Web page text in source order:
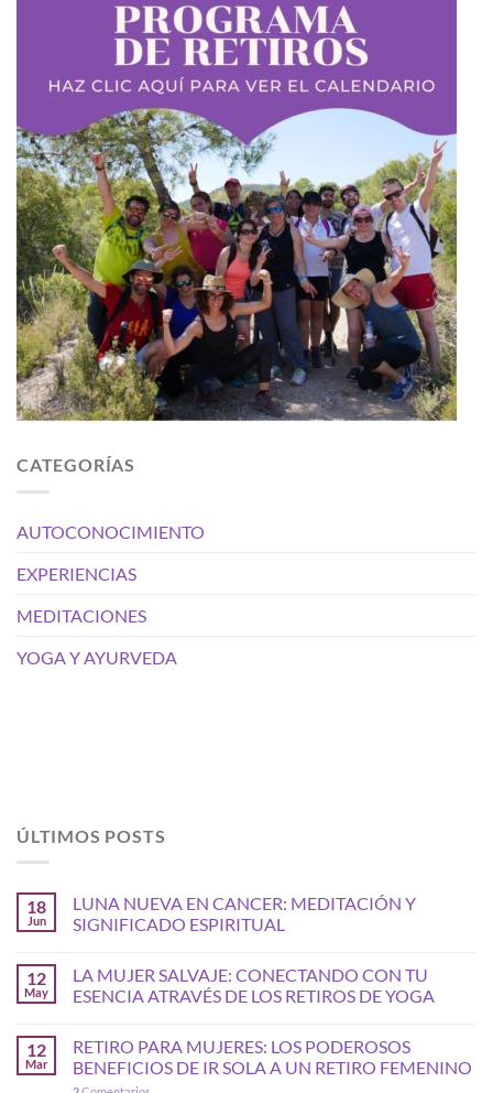
CATEGORÍAS
AUTOCONOCIMIENTO
EXPERIENCIAS
MEDITACIONES
YOGA Y AYURVEDA
ÚLTIMOS POSTS
18
Jun
LUNA NUEVA EN CANCER: MEDITACIÓN Y
SIGNIFICADO ESPIRITUAL
12
May
LA MUJER SALVAJE: CONECTANDO CON TU
ESENCIA ATRAVÉS DE LOS RETIROS DE YOGA
12
Mar
RETIRO PARA MUJERES: LOS PODEROSOS
BENEFICIOS DE IR SOLA A UN RETIRO FEMENINO